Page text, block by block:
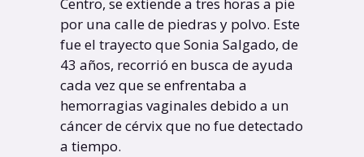
Centro, se extiende a tres horas a pie
por una calle de piedras y polvo. Este
fue el trayecto que Sonia Salgado, de
43 años, recorrió en busca de ayuda
cada vez que se enfrentaba a
hemorragias vaginales debido a un
cáncer de cérvix que no fue detectado
a tiempo.